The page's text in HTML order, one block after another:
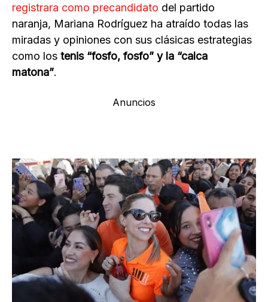
registrara como precandidato del partido
naranja, Mariana Rodríguez ha atraído todas las
miradas y opiniones con sus clásicas estrategias
como los tenis “fosfo, fosfo” y la “calca
matona”.
Anuncios